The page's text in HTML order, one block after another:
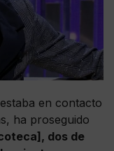
en contacto
ha proseguido
dos de